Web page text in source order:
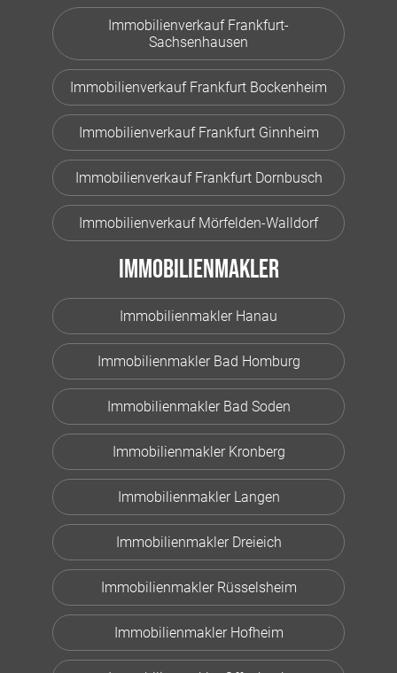
Immobilienverkauf Frankfurt-
Sachsenhausen
Immobilienverkauf Frankfurt Bockenheim
Immobilienverkauf Frankfurt Ginnheim
Immobilienverkauf Frankfurt Dornbusch
Immobilienverkauf Mörfelden-Walldorf
Immobilienmakler
Immobilienmakler Hanau
Immobilienmakler Bad Homburg
Immobilienmakler Bad Soden
Immobilienmakler Kronberg
Immobilienmakler Langen
Immobilienmakler Dreieich
Immobilienmakler Rüsselsheim
Immobilienmakler Hofheim